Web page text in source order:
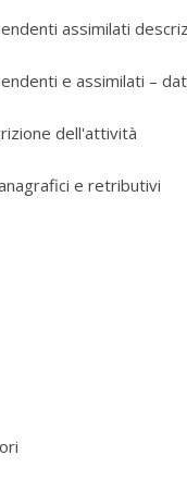
assimilati
e assimilati –
dell'attività
e retributivi